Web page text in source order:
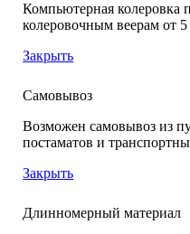
Компьютерная колеровка
колеровочным веерам от 5
Закрыть
Самовывоз
Возможен самовывоз из
постаматов и
Закрыть
Длинномерный материал